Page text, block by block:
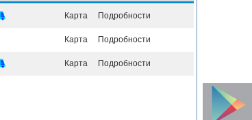
Карта Подробности
Карта Подробности
Карта Подробности